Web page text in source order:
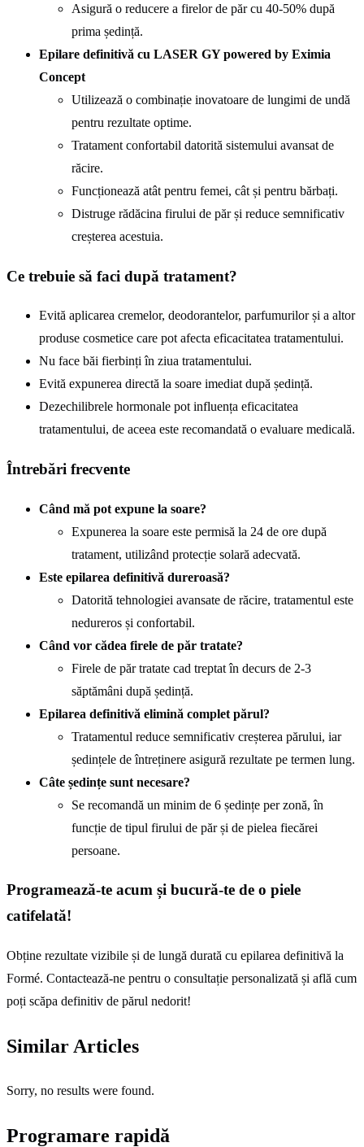
Asigură o reducere a firelor de păr cu 40-50% după
prima ședință.
Epilare definitivă cu LASER GY powered by Eximia
Concept
Utilizează o combinație inovatoare de lungimi de undă
pentru rezultate optime.
Tratament confortabil datorită sistemului avansat de
răcire.
Funcționează atât pentru femei, cât și pentru bărbați.
Distruge rădăcina firului de păr și reduce semnificativ
creșterea acestuia.
Ce trebuie să faci după tratament?
Evită aplicarea cremelor, deodorantelor, parfumurilor și a altor
produse cosmetice care pot afecta eficacitatea tratamentului.
Nu face băi fierbinți în ziua tratamentului.
Evită expunerea directă la soare imediat după ședință.
Dezechilibrele hormonale pot influența eficacitatea
tratamentului, de aceea este recomandată o evaluare medicală.
Întrebări frecvente
Când mă pot expune la soare?
Expunerea la soare este permisă la 24 de ore după
tratament, utilizând protecție solară adecvată.
Este epilarea definitivă dureroasă?
Datorită tehnologiei avansate de răcire, tratamentul este
nedureros și confortabil.
Când vor cădea firele de păr tratate?
Firele de păr tratate cad treptat în decurs de 2-3
săptămâni după ședință.
Epilarea definitivă elimină complet părul?
Tratamentul reduce semnificativ creșterea părului, iar
ședințele de întreținere asigură rezultate pe termen lung.
Câte ședințe sunt necesare?
Se recomandă un minim de 6 ședințe per zonă, în
funcție de tipul firului de păr și de pielea fiecărei
persoane.
Programează-te acum și bucură-te de o piele
catifelată!
Obține rezultate vizibile și de lungă durată cu epilarea definitivă la
Formé. Contactează-ne pentru o consultație personalizată și află cum
poți scăpa definitiv de părul nedorit!
Similar Articles
Sorry, no results were found.
Programare rapidă